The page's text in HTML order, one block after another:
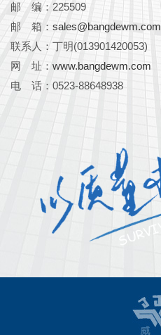
邮 编：225509
邮 箱： sales@bangdewm.com
联系人：丁明(013901420053)
网 址： www.bangdewm.com
电 话：0523-88648938